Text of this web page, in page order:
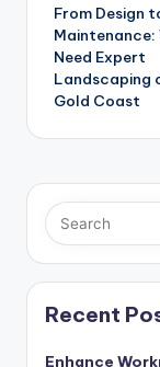
From Design
Maintenance:
Need Expert
Landscaping
Gold Coast
Recent
Enhance